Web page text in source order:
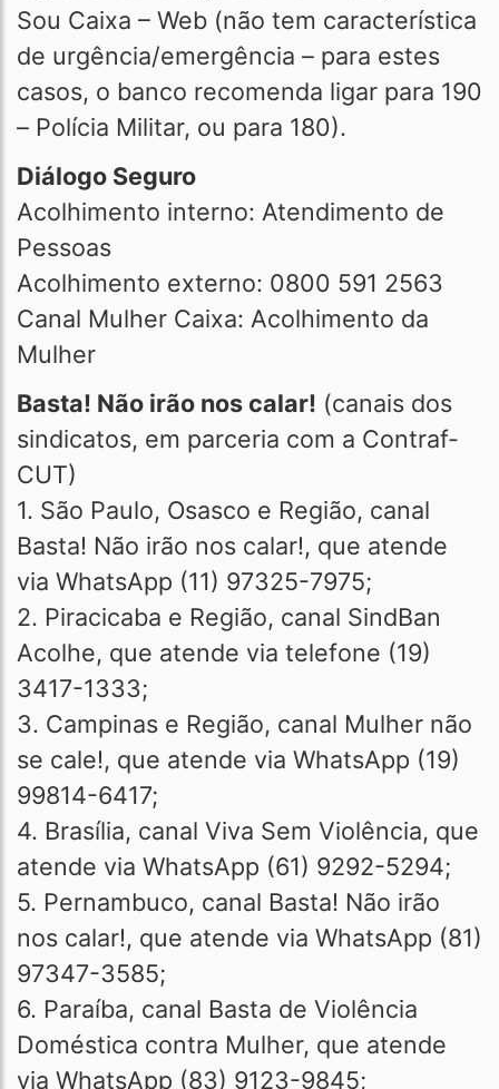
Sou Caixa – Web (não tem característica
de urgência/emergência – para estes
casos, o banco recomenda ligar para 190
– Polícia Militar, ou para 180).
Diálogo Seguro
Acolhimento interno: Atendimento de
Pessoas
Acolhimento externo: 0800 591 2563
Canal Mulher Caixa: Acolhimento da
Mulher
Basta! Não irão nos calar! (canais dos
sindicatos, em parceria com a Contraf-
CUT)
1. São Paulo, Osasco e Região, canal
Basta! Não irão nos calar!, que atende
via WhatsApp (11) 97325-7975;
2. Piracicaba e Região, canal SindBan
Acolhe, que atende via telefone (19)
3417-1333;
3. Campinas e Região, canal Mulher não
se cale!, que atende via WhatsApp (19)
99814-6417;
4. Brasília, canal Viva Sem Violência, que
atende via WhatsApp (61) 9292-5294;
5. Pernambuco, canal Basta! Não irão
nos calar!, que atende via WhatsApp (81)
97347-3585;
6. Paraíba, canal Basta de Violência
Doméstica contra Mulher, que atende
via WhatsApp (83) 9123-9845;